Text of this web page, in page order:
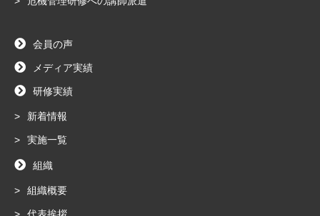
会員の声
メディア実績
研修実績
新着情報
実施一覧
組織
組織概要